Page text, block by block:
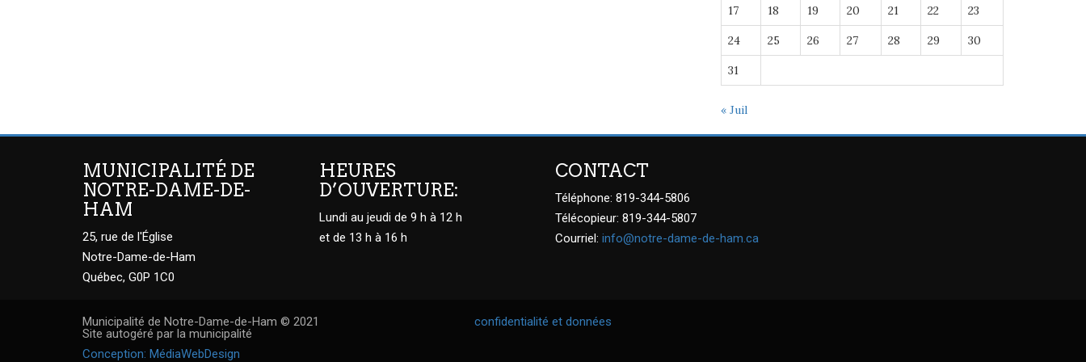
17 18 19 20 21 22 23
24 25 26 27 28 29 30
31
« Juil
MUNICIPALITÉ DE
NOTRE-DAME-DE-
HAM
25, rue de l'Église
Notre-Dame-de-Ham
Québec, G0P 1C0
HEURES
D’OUVERTURE:
Lundi au jeudi de 9 h à 12 h
et de 13 h à 16 h
CONTACT
Téléphone: 819-344-5806
Télécopieur: 819-344-5807
Courriel: info@notre-dame-de-ham.ca
Municipalité de Notre-Dame-de-Ham © 2021
Site autogéré par la municipalité
Conception: MédiaWebDesign
confidentialité et données